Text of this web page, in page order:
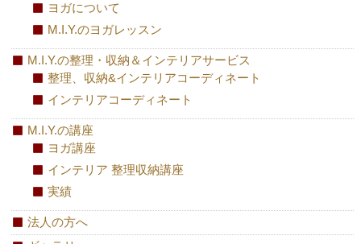
ヨガについて
M.I.Y.のヨガレッスン
M.I.Y.の整理・収納＆インテリアサービス
整理、収納&インテリアコーディネート
インテリアコーディネート
M.I.Y.の講座
ヨガ講座
インテリア 整理収納講座
実績
法人の方へ